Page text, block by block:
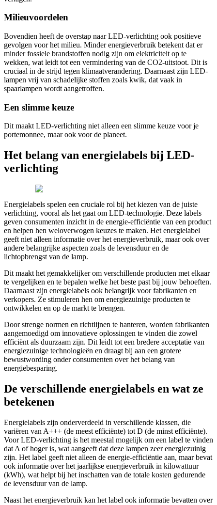
Milieuvoordelen
Bovendien heeft de overstap naar LED-verlichting ook positieve
gevolgen voor het milieu. Minder energieverbruik betekent dat er
minder fossiele brandstoffen nodig zijn om elektriciteit op te
wekken, wat leidt tot een vermindering van de CO2-uitstoot. Dit is
cruciaal in de strijd tegen klimaatverandering. Daarnaast zijn LED-
lampen vrij van schadelijke stoffen zoals kwik, dat vaak in
spaarlampen wordt aangetroffen.
Een slimme keuze
Dit maakt LED-verlichting niet alleen een slimme keuze voor je
portemonnee, maar ook voor de planeet.
Het belang van energielabels bij LED-
verlichting
Energielabels spelen een cruciale rol bij het kiezen van de juiste
verlichting, vooral als het gaat om LED-technologie. Deze labels
geven consumenten inzicht in de energie-efficiëntie van een product
en helpen hen weloverwogen keuzes te maken. Het energielabel
geeft niet alleen informatie over het energieverbruik, maar ook over
andere belangrijke aspecten zoals de levensduur en de
lichtopbrengst van de lamp.
Dit maakt het gemakkelijker om verschillende producten met elkaar
te vergelijken en te bepalen welke het beste past bij jouw behoeften.
Daarnaast zijn energielabels ook belangrijk voor fabrikanten en
verkopers. Ze stimuleren hen om energiezuinige producten te
ontwikkelen en op de markt te brengen.
Door strenge normen en richtlijnen te hanteren, worden fabrikanten
aangemoedigd om innovatieve oplossingen te vinden die zowel
efficiënt als duurzaam zijn. Dit leidt tot een bredere acceptatie van
energiezuinige technologieën en draagt bij aan een grotere
bewustwording onder consumenten over het belang van
energiebesparing.
De verschillende energielabels en wat ze
betekenen
Energielabels zijn onderverdeeld in verschillende klassen, die
variëren van A+++ (de meest efficiënte) tot D (de minst efficiënte).
Voor LED-verlichting is het meestal mogelijk om een label te vinden
dat A of hoger is, wat aangeeft dat deze lampen zeer energiezuinig
zijn. Het label geeft niet alleen de energie-efficiëntie aan, maar bevat
ook informatie over het jaarlijkse energieverbruik in kilowattuur
(kWh), wat helpt bij het inschatten van de totale kosten gedurende
de levensduur van de lamp.
Naast het energieverbruik kan het label ook informatie bevatten over